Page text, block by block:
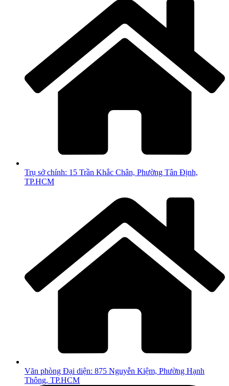
Trụ sở chính: 15 Trần Khắc Chân, Phường Tân Định,
TP.HCM
Văn phòng Đại diện: 875 Nguyễn Kiệm, Phường Hạnh
Thông, TP.HCM